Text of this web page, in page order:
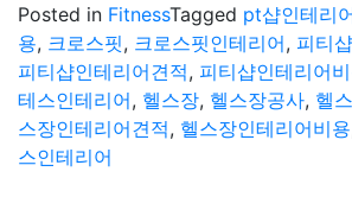
Posted in FitnessTagged pt샵인테리
용, 크로스핏, 크로스핏인테리어, 피티샵
피티샵인테리어견적, 피티샵인테리어
테스인테리어, 헬스장, 헬스장공사, 헬
스장인테리어견적, 헬스장인테리어비용
스인테리어